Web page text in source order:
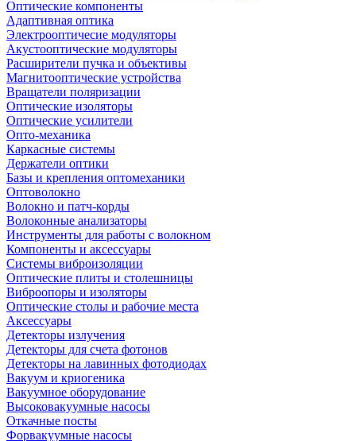
Оптические компоненты
Адаптивная оптика
Электрооптичесие модуляторы
Акустооптические модуляторы
Расширители пучка и объективы
Магнитооптические устройства
Вращатели поляризации
Оптические изоляторы
Оптические усилители
Опто-механика
Каркасные системы
Держатели оптики
Базы и крепления оптомеханики
Оптоволокно
Волокно и патч-корды
Волоконные анализаторы
Инструменты для работы с волокном
Компоненты и аксессуары
Системы виброизоляции
Оптические плиты и столешницы
Виброопоры и изоляторы
Оптические столы и рабочие места
Аксессуары
Детекторы излучения
Детекторы для счета фотонов
Детекторы на лавинных фотодиодах
Вакуум и криогеника
Вакуумное оборудование
Высоковакуумные насосы
Откачные посты
Форвакуумные насосы